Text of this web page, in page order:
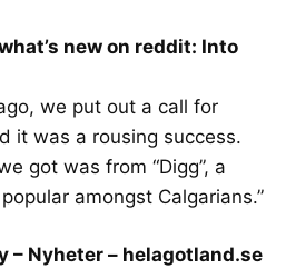
new on reddit: Into
we put out a call for
it was a rousing success.
got was from “Digg”, a
amongst Calgarians.”
– Nyheter – helagotland.se